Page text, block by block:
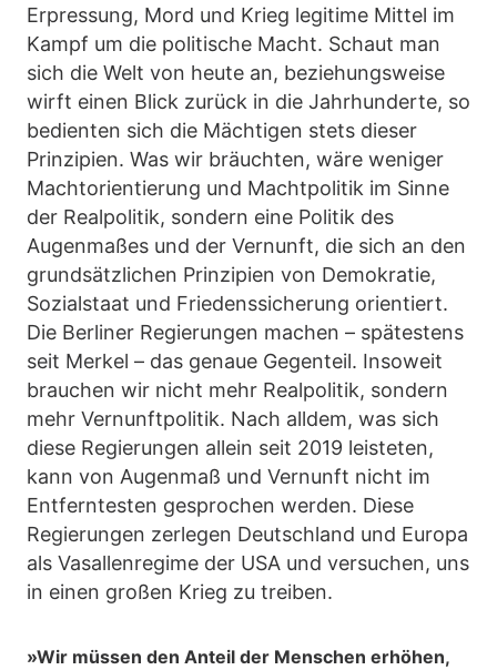
Erpressung, Mord und Krieg legitime Mittel im
Kampf um die politische Macht. Schaut man
sich die Welt von heute an, beziehungsweise
wirft einen Blick zurück in die Jahrhunderte, so
bedienten sich die Mächtigen stets dieser
Prinzipien. Was wir bräuchten, wäre weniger
Machtorientierung und Machtpolitik im Sinne
der Realpolitik, sondern eine Politik des
Augenmaßes und der Vernunft, die sich an den
grundsätzlichen Prinzipien von Demokratie,
Sozialstaat und Friedenssicherung orientiert.
Die Berliner Regierungen machen – spätestens
seit Merkel – das genaue Gegenteil. Insoweit
brauchen wir nicht mehr Realpolitik, sondern
mehr Vernunftpolitik. Nach alldem, was sich
diese Regierungen allein seit 2019 leisteten,
kann von Augenmaß und Vernunft nicht im
Entferntesten gesprochen werden. Diese
Regierungen zerlegen Deutschland und Europa
als Vasallenregime der USA und versuchen, uns
in einen großen Krieg zu treiben.
»Wir müssen den Anteil der Menschen erhöhen,